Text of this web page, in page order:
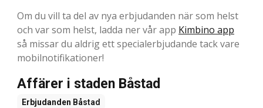
Om du vill ta del av nya erbjudanden när som helst
och var som helst, ladda ner vår app Kimbino app
så missar du aldrig ett specialerbjudande tack vare
mobilnotifikationer!
Affärer i staden Båstad
Erbjudanden Båstad